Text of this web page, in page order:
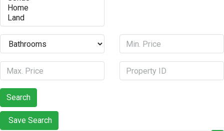
Search
Save Search